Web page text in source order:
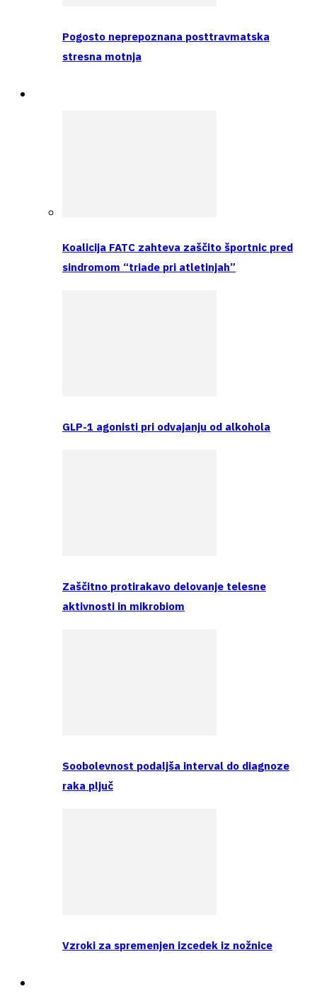
Pogosto neprepoznana posttravmatska
stresna motnja
Koalicija FATC zahteva zaščito športnic pred
sindromom “triade pri atletinjah”
GLP-1 agonisti pri odvajanju od alkohola
Zaščitno protirakavo delovanje telesne
aktivnosti in mikrobiom
Soobolevnost podaljša interval do diagnoze
raka pljuč
Vzroki za spremenjen izcedek iz nožnice